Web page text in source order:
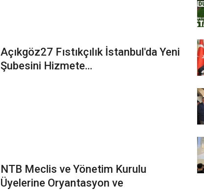
Açıkgöz27 Fıstıkçılık İstanbul'da Yeni
Şubesini Hizmete...
NTB Meclis ve Yönetim Kurulu
Üyelerine Oryantasyon ve